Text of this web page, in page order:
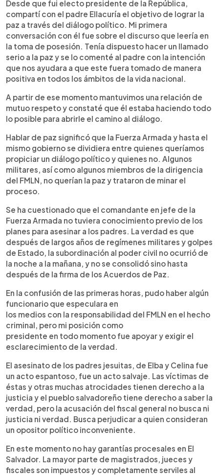
Desde que fui electo presidente de la República,
compartí con el padre Ellacuría el objetivo de lograr la
paz a través del diálogo político. Mi primera
conversación con él fue sobre el discurso que leería en
la toma de posesión. Tenía dispuesto hacer un llamado
serio a la paz y se lo comenté al padre con la intención
que nos ayudara a que este fuera tomado de manera
positiva en todos los ámbitos de la vida nacional.
A partir de ese momento mantuvimos una relación de
mutuo respeto y constaté que él estaba haciendo todo
lo posible para abrirle el camino al diálogo.
Hablar de paz significó que la Fuerza Armada y hasta el
mismo gobierno se dividiera entre quienes queríamos
propiciar un diálogo político y quienes no. Algunos
militares, así como algunos miembros de la dirigencia
del FMLN, no querían la paz y trataron de minar el
proceso.
Se ha cuestionado que el comandante en jefe de la
Fuerza Armada no tuviera conocimiento previo de los
planes para asesinar a los padres. La verdad es que
después de largos años de regímenes militares y golpes
de Estado, la subordinación al poder civil no ocurrió de
la noche a la mañana, y no se consolidó sino hasta
después de la firma de los Acuerdos de Paz.
En la confusión de las primeras horas, pudo haber algún
funcionario que especulara en
los medios con la responsabilidad del FMLN en el hecho
criminal, pero mi posición como
presidente en todo momento fue apoyar y exigir el
esclarecimiento de la verdad.
El asesinato de los padres jesuitas, de Elba y Celina fue
un acto espantoso, fue un acto salvaje. Las víctimas de
éstas y otras muchas atrocidades tienen derecho a la
justicia y el pueblo salvadoreño tiene derecho a saber la
verdad, pero la acusación del fiscal general no busca ni
justicia ni verdad. Busca perjudicar a quien consideran
un opositor político inconveniente.
En este momento no hay garantías procesales en El
Salvador. La mayor parte de magistrados, jueces y
fiscales son impuestos y completamente serviles al